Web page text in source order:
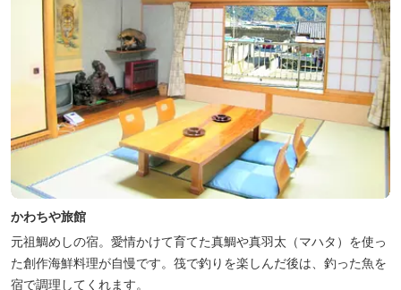
かわちや旅館
元祖鯛めしの宿。愛情かけて育てた真鯛や真羽太（マハタ）を使っ
た創作海鮮料理が自慢です。筏で釣りを楽しんだ後は、釣った魚を
宿で調理してくれます。